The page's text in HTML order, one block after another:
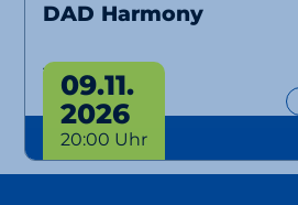
DAD Harmony
Tour 2026
09.11.
2026
20:00 Uhr